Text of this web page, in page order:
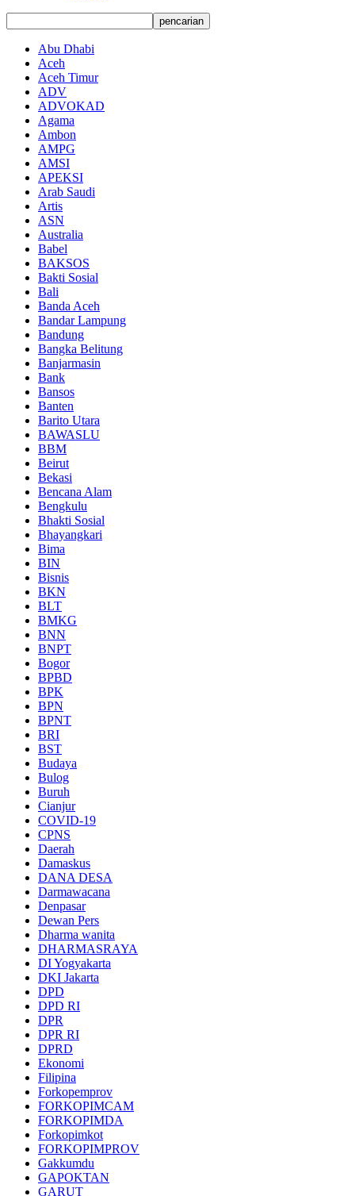
Abu Dhabi
Aceh
Aceh Timur
ADV
ADVOKAD
Agama
Ambon
AMPG
AMSI
APEKSI
Arab Saudi
Artis
ASN
Australia
Babel
BAKSOS
Bakti Sosial
Bali
Banda Aceh
Bandar Lampung
Bandung
Bangka Belitung
Banjarmasin
Bank
Bansos
Banten
Barito Utara
BAWASLU
BBM
Beirut
Bekasi
Bencana Alam
Bengkulu
Bhakti Sosial
Bhayangkari
Bima
BIN
Bisnis
BKN
BLT
BMKG
BNN
BNPT
Bogor
BPBD
BPK
BPN
BPNT
BRI
BST
Budaya
Bulog
Buruh
Cianjur
COVID-19
CPNS
Daerah
Damaskus
DANA DESA
Darmawacana
Denpasar
Dewan Pers
Dharma wanita
DHARMASRAYA
DI Yogyakarta
DKI Jakarta
DPD
DPD RI
DPR
DPR RI
DPRD
Ekonomi
Filipina
Forkopemprov
FORKOPIMCAM
FORKOPIMDA
Forkopimkot
FORKOPIMPROV
Gakkumdu
GAPOKTAN
GARUT